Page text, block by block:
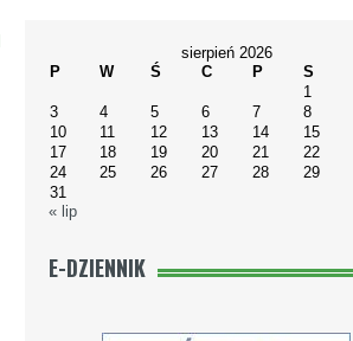
sierpień 2026
P
W Ś C P S
1
3
4 5 6 7 8
10
11 12 13 14 15
17
18 19 20 21 22
24
25 26 27 28 29
31
« lip
E-DZIENNIK